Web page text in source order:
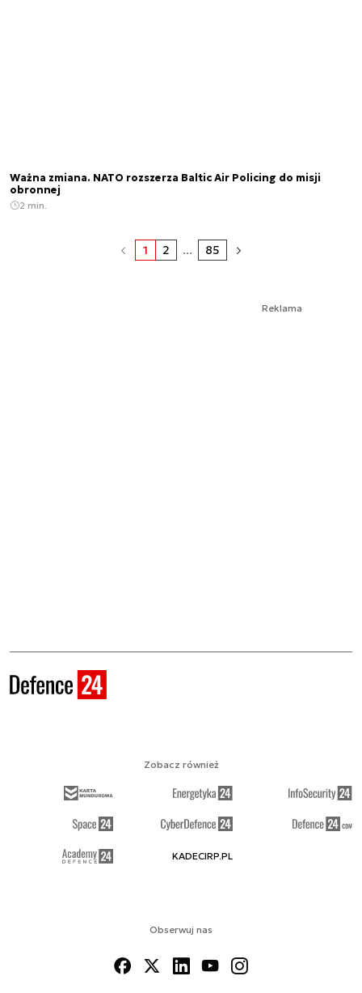
Ważna zmiana. NATO rozszerza Baltic Air Policing do misji
obronnej
2 min.
1 2 ... 85
Reklama
Obserwuj nas
Zobacz również
KADECIRP.PL